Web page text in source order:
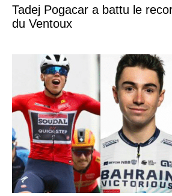
Tadej Pogacar a battu le
du Ventoux